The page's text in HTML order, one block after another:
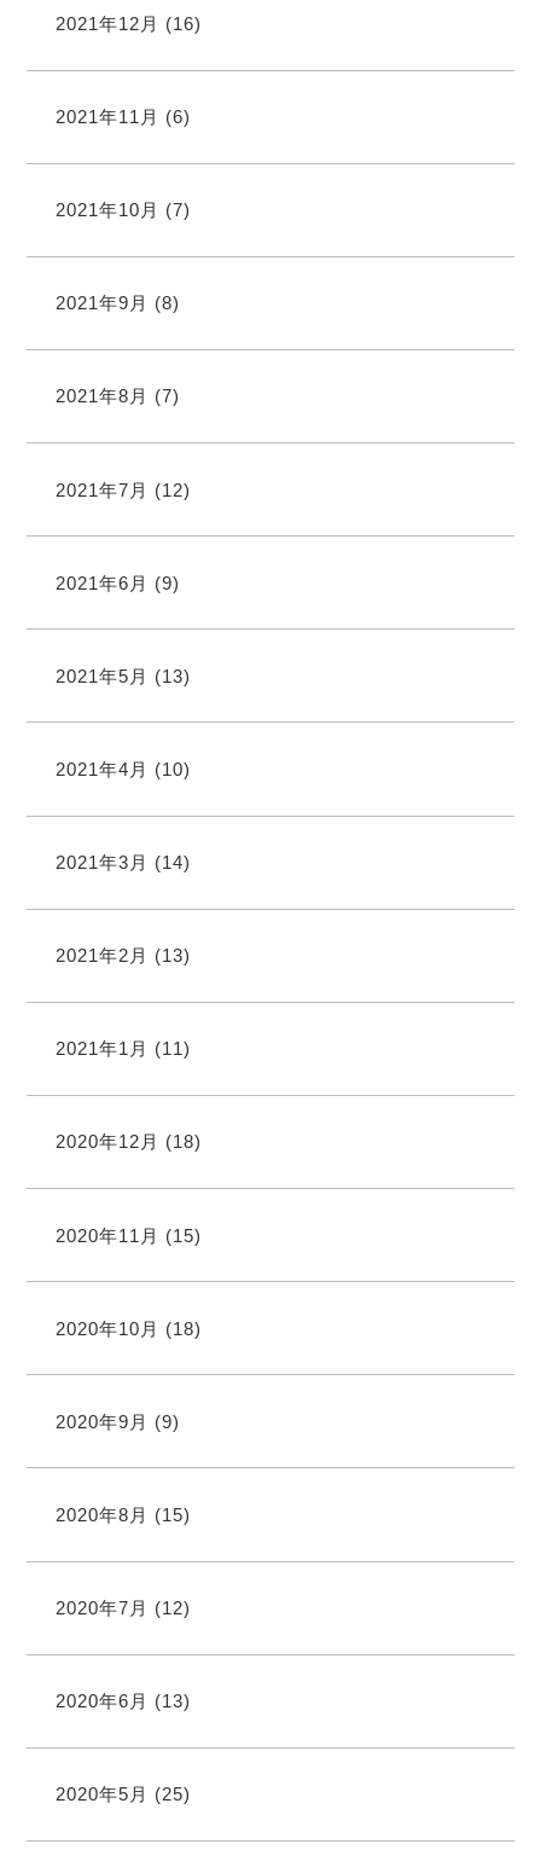
2021年12月 (16)
2021年11月 (6)
2021年10月 (7)
2021年9月 (8)
2021年8月 (7)
2021年7月 (12)
2021年6月 (9)
2021年5月 (13)
2021年4月 (10)
2021年3月 (14)
2021年2月 (13)
2021年1月 (11)
2020年12月 (18)
2020年11月 (15)
2020年10月 (18)
2020年9月 (9)
2020年8月 (15)
2020年7月 (12)
2020年6月 (13)
2020年5月 (25)